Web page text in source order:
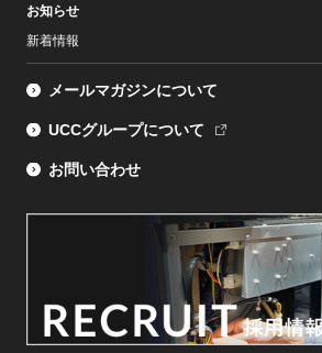
お知らせ
新着情報
メールマガジンについて
UCCグループについて
お問い合わせ